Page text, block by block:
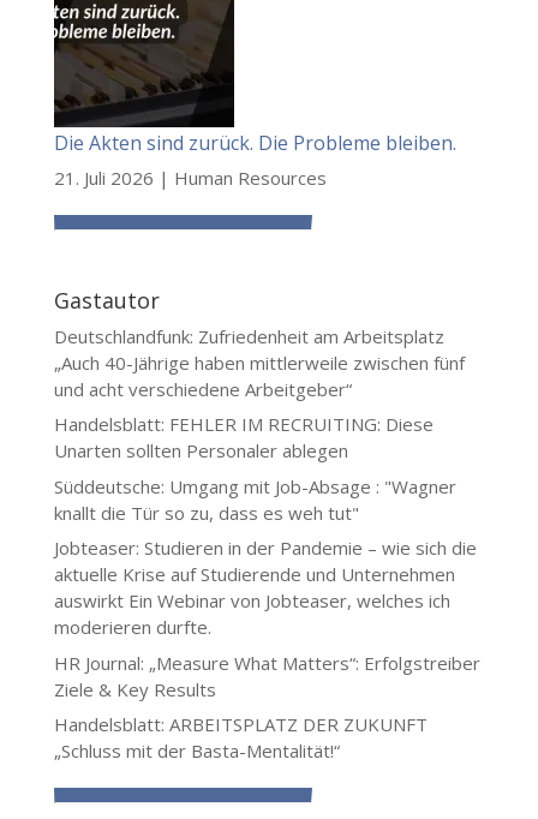
Die Akten sind zurück. Die Probleme bleiben.
21. Juli 2026 | Human Resources
Gastautor
Deutschlandfunk: Zufriedenheit am Arbeitsplatz
„Auch 40-Jährige haben mittlerweile zwischen fünf
und acht verschiedene Arbeitgeber“
Handelsblatt: FEHLER IM RECRUITING: Diese
Unarten sollten Personaler ablegen
Süddeutsche: Umgang mit Job-Absage : "Wagner
knallt die Tür so zu, dass es weh tut"
Jobteaser: Studieren in der Pandemie – wie sich die
aktuelle Krise auf Studierende und Unternehmen
auswirktEin Webinar von Jobteaser, welches ich
moderieren durfte.
HR Journal: „Measure What Matters“: Erfolgstreiber
Ziele & Key Results
Handelsblatt: ARBEITSPLATZ DER ZUKUNFT
„Schluss mit der Basta-Mentalität!“